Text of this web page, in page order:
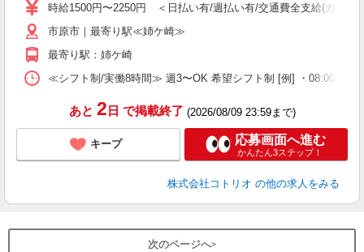
時給1500円〜2250円 ＜日払い有/週払い有/交通費全支給(ガソリ
市原市｜最寄り駅≪姉ケ崎≫
最寄り駅：姉ケ崎
≪シフト制/実働8時間≫ 週3〜OK 希望シフト制 [例] ・08:00 〜
あと 2 日 で掲載終了 (2026/08/09 23:59まで)
キープ 応募画面へ進む
かんたん3ステップ！
株式会社コトリオ の他の求人をみる
次のページへ